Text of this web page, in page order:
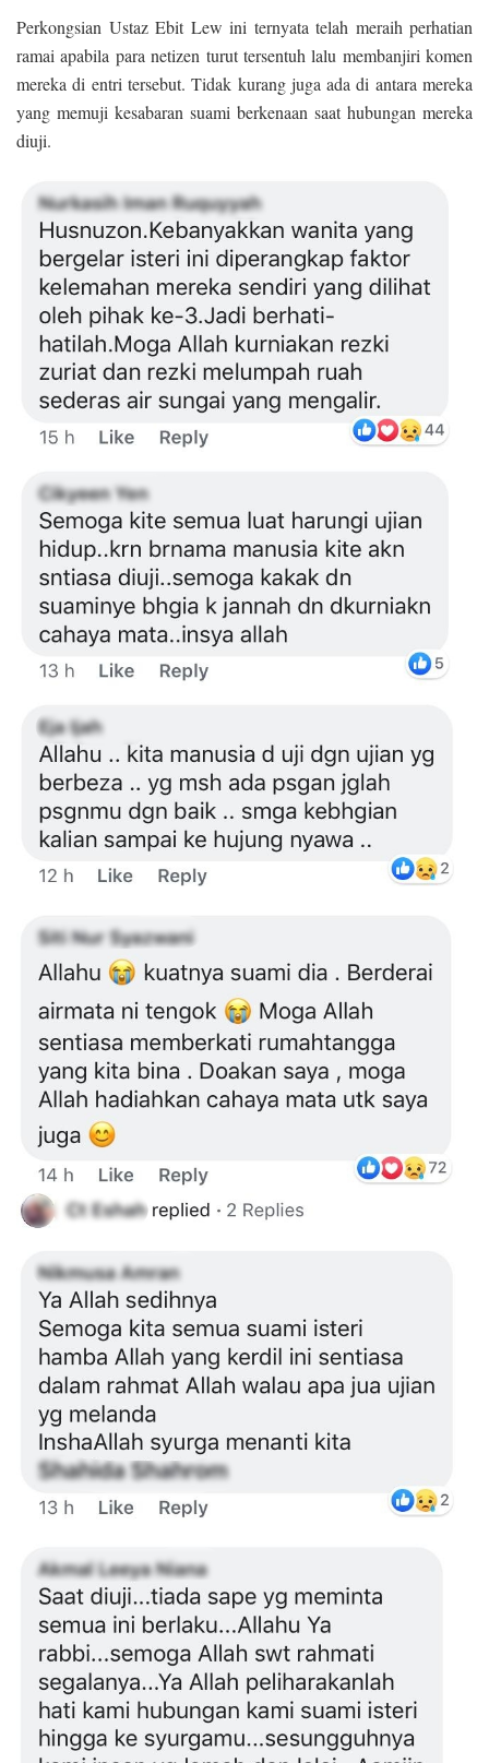
Perkongsian Ustaz Ebit Lew ini ternyata telah meraih perhatian
ramai apabila para netizen turut tersentuh lalu membanjiri komen
mereka di entri tersebut. Tidak kurang juga ada di antara mereka
yang memuji kesabaran suami berkenaan saat hubungan mereka
diuji.